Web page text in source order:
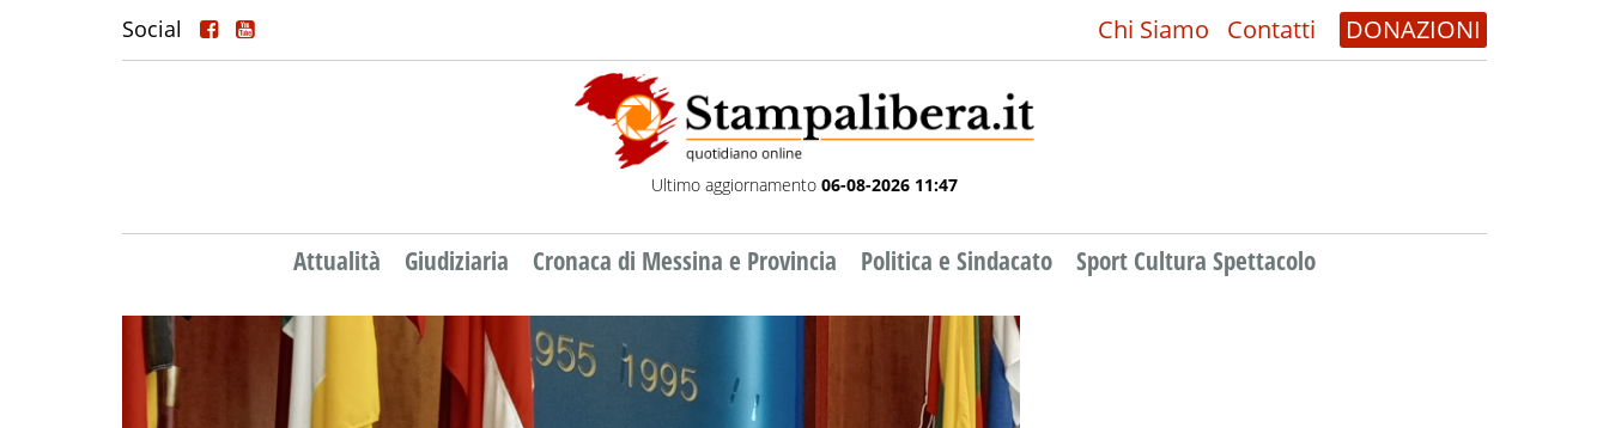
Social Chi Siamo Contatti DONAZIONI
Ultimo aggiornamento 06-08-2026 11:47
Attualità Giudiziaria Cronaca di Messina e Provincia Politica e Sindacato Sport Cultura Spettacolo